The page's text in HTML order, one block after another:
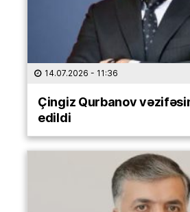
14.07.2026 - 11:36
Çingiz Qurbanov
edildi